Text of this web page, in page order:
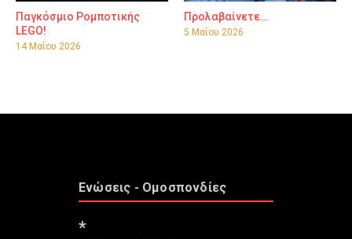
Παγκόσμιο Ρομποτικής
LEGO!
14 Μαΐου 2026
Προλαβαίνετε…
5 Μαΐου 2026
Ενώσεις - Ομοσπονδίες
*